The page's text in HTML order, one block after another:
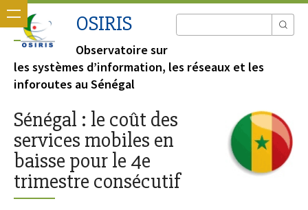
OSIRIS
Observatoire sur
les systèmes d’information, les réseaux et les
inforoutes au Sénégal
Sénégal : le coût des
services mobiles en
baisse pour le 4e
trimestre consécutif